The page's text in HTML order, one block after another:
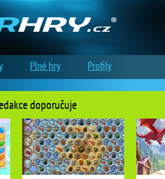
doporučuje
Plné hry Profily